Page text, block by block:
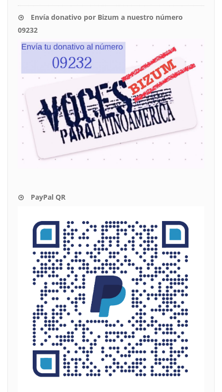
Envía donativo por Bizum a nuestro número
09232
PayPal QR